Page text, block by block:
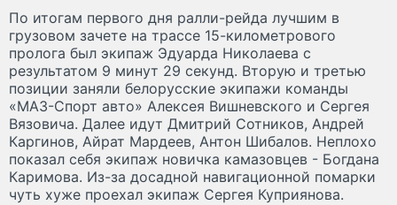
По итогам первого дня ралли-рейда лучшим в
грузовом зачете на трассе 15-километрового
пролога был экипаж Эдуарда Николаева с
результатом 9 минут 29 секунд. Вторую и третью
позиции заняли белорусские экипажи команды
«МАЗ-Спорт авто» Алексея Вишневского и Сергея
Вязовича. Далее идут Дмитрий Сотников, Андрей
Каргинов, Айрат Мардеев, Антон Шибалов. Неплохо
показал себя экипаж новичка камазовцев - Богдана
Каримова. Из-за досадной навигационной помарки
чуть хуже проехал экипаж Сергея Куприянова.